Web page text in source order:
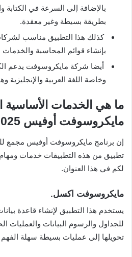
بالإضافة إلى السرعة في الكتابة
بطريقة بسيطة وغير معقدة.
كذلك هذا التطبيق مناسب
بإنشاء قوائم المحاسبة والخدمات
أيضا شركة مايكروسوفت يدعم
وخاصة اللغة العربية والإنجليزية
ما هي الخدمات الأساسية
مايكروسوفت أوفيس 2025
إن برنامج مايكروسوفت أوفيس مجمع
تطبيق من هذه التطبيقات خدمات
لكم في هذا العنوان.
مايكروسوفت اكسل.
يستخدم هذا التطبيق لإنشاء قاعدة
للجداول والرسوم البيانات والعمليات
تحويلها إلى عمليات بسيطة سهلة